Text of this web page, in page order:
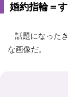
婚約指輪＝
話題になった
な画像だ。